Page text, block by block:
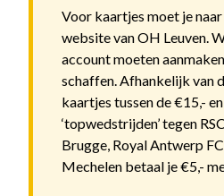
Voor kaartjes moet je
website van OH Leuven.
account moeten
schaffen. Afhankelijk van
kaartjes tussen de €15,-
‘topwedstrijden’ tegen
Brugge, Royal Antwerp
Mechelen betaal je €5,-